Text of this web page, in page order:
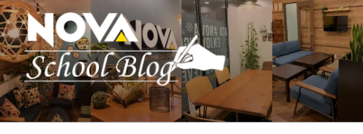
コ
ン
テ
ン
ツ
へ
ス
駅前留学NOVA【公式】スクールブロ
英会話スクール・英会話教室